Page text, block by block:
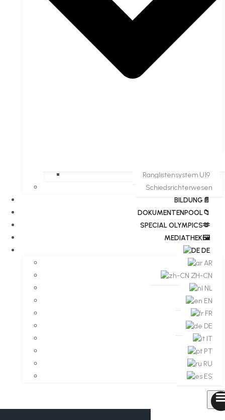
Ranglistensystem U19
Schiedsrichterwesen
BILDUNG📄
DOKUMENTENPOOL📁
​​SPECIAL OLYMPICS🫶
MEDIATHEK🖼️​
DE
AR
ZH-CN
NL
EN
FR
DE
IT
PT
RU
ES